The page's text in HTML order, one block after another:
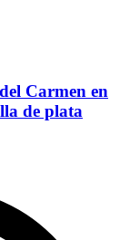
Carmen en
de plata